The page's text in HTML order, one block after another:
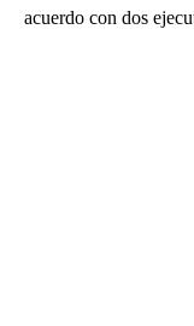
acuerdo con dos